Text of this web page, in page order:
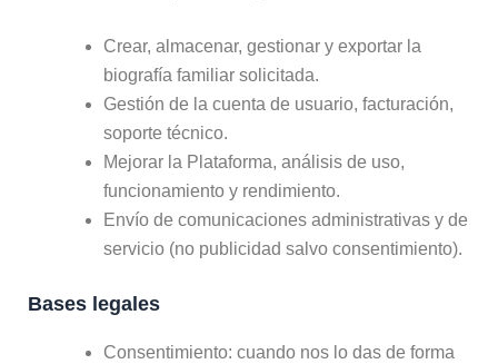
Crear, almacenar, gestionar y exportar la
biografía familiar solicitada.
Gestión de la cuenta de usuario, facturación,
soporte técnico.
Mejorar la Plataforma, análisis de uso,
funcionamiento y rendimiento.
Envío de comunicaciones administrativas y de
servicio (no publicidad salvo consentimiento).
Bases legales
Consentimiento: cuando nos lo das de forma